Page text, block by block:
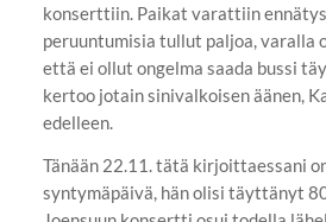
konserttiin. Paikat varattiin
peruuntumisia tullut paljoa, varalla
että ei ollut ongelma saada bussi
kertoo jotain sinivalkoisen äänen,
edelleen.
Tänään 22.11. tätä kirjoittaessani
syntymäpäivä, hän olisi täyttänyt